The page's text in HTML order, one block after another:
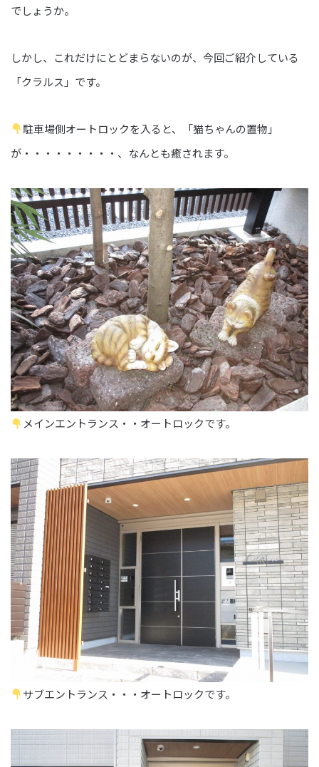
でしょうか。
しかし、これだけにとどまらないのが、今回ご紹介している
「クラルス」です。
駐車場側オートロックを入ると、「猫ちゃんの置物」
が・・・・・・・・・、なんとも癒されます。
メインエントランス・・オートロックです。
サブエントランス・・・オートロックです。